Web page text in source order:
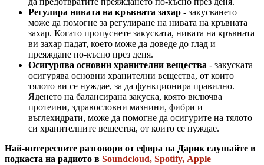
Регулира нивата на кръвната захар - закусването
може да помогне за регулиране на нивата на кръвната
захар. Когато пропуснете закуската, нивата на кръвната
ви захар падат, което може да доведе до глад и
преяждане по-късно през деня.
Осигурява основни хранителни вещества - закуската
осигурява основни хранителни вещества, от които
тялото ви се нуждае, за да функционира правилно.
Яденето на балансирана закуска, която включва
протеини, здравословни мазнини, фибри и
въглехидрати, може да помогне да осигурите на тялото
си хранителните вещества, от които се нуждае.
Най-интересните разговори от ефира на Дарик слушайте в
подкаста на радиото в Soundcloud, Spotify, Apple